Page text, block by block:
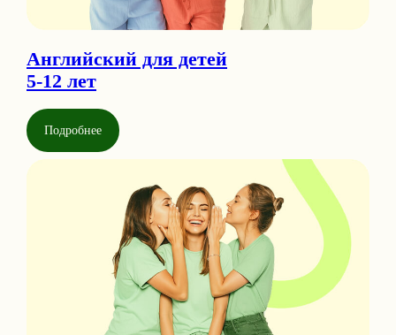
Английский для детей
5-12 лет
Подробнее